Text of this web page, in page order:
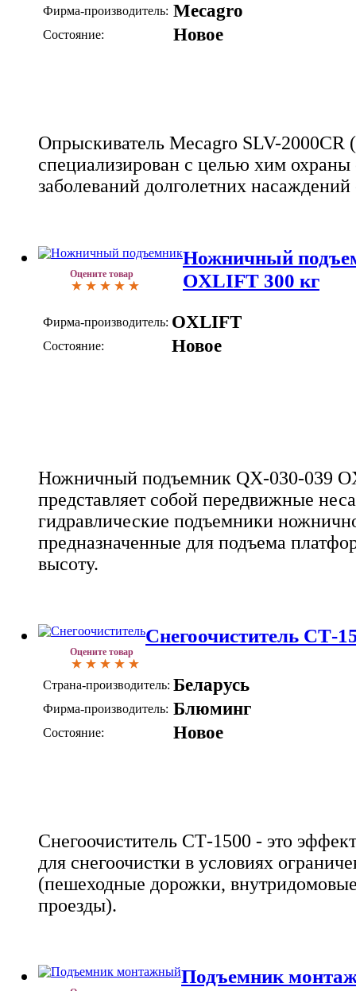
Фирма-производитель: Mecagro
Состояние: Новое
Опрыскиватель Mecagro SLV-
специализирован с целью хим охраны
заболеваний долголетних насаждений
Оцените товар
Ножничный
OXLIFT 300 кг
Фирма-производитель: OXLIFT
Состояние: Новое
Ножничный подъемник QX-030-039
представляет собой передвижные
гидравлические подъемники
предназначенные для подъема
высоту.
Оцените товар
Снегоочиститель СТ-
Страна-производитель: Беларусь
Фирма-производитель: Блюминг
Состояние: Новое
Снегоочиститель СТ-1500 - это
для снегоочистки в условиях
(пешеходные дорожки,
проезды).
Подъемник